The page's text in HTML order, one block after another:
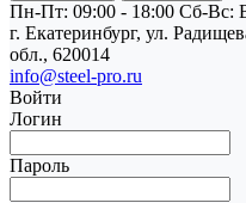
Пн-Пт: 09:00 - 18:00 Cб-Вс:
г. Екатеринбург, ул.
обл., 620014
info@steel-pro.ru
Войти
Логин
Пароль